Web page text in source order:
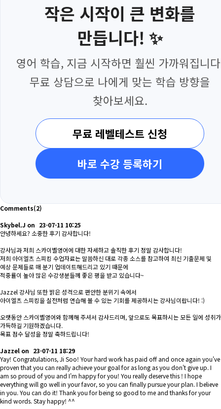
작은 시작이 큰 변화를
만듭니다! ✨
영어 학습, 지금 시작하면 훨씬 가까워집니
무료 상담으로 나에게 맞는 학습 방향을
찾아보세요.
무료 레벨테스트 신청
바로 수강 등록하기
Comments(2)
Skybel.J on 23-07-11 10:25
안녕하세요? 소중한 후기 감사합니다!
강사님과 저희 스카이벨영어에 대한 자세하고 솔직한 후기 정말 감사합니다!
저희 아이엘츠 스피킹 수업자료는 말씀하신 대로 각종 소스를 참고하여 최신 기출문제 및
예상 문제들로 매 분기 업데이트해드리고 있기 때문에
적중률이 높아 많은 수강생분들께 좋은 평을 받고 있습니다~
Jazzel 강사님 또한 밝은 성격으로 편안한 분위기 속에서
아이엘츠 스피킹을 실전처럼 연습해 볼 수 있는 기회를 제공하시는 강사님이랍니다! :)
오랫동안 스카이벨영어와 함께해 주셔서 감사드리며, 앞으로도 목표하시는 모든 일에 성취가
가득하길 기원하겠습니다.
목표 점수 달성을 정말 축하드립니다!
Jazzel on 23-07-11 18:29
Yay! Congratulations, Ji Soo! Your hard work has paid off and once again you've
proven that you can really achieve your goal for as long as you don't give up. I
am so proud of you and I'm happy for you! You really deserve this ! I hope
everything will go well in your favor, so you can finally pursue your plan. I believe
in you. You can do it! Thank you for being so good to me and thanks for your
kind words. Stay happy! ^^